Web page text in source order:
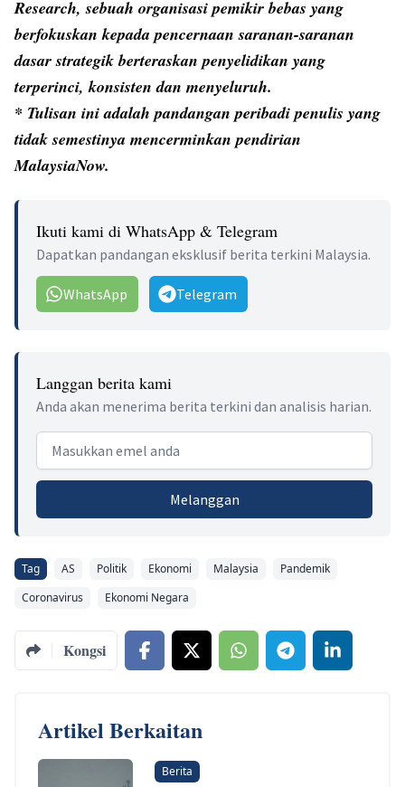
Research, sebuah organisasi pemikir bebas yang
berfokuskan kepada pencernaan saranan-saranan
dasar strategik berteraskan penyelidikan yang
terperinci, konsisten dan menyeluruh.
* Tulisan ini adalah pandangan peribadi penulis yang
tidak semestinya mencerminkan pendirian
MalaysiaNow.
Ikuti kami di WhatsApp & Telegram
Dapatkan pandangan eksklusif berita terkini Malaysia.
WhatsApp Telegram
Langgan berita kami
Anda akan menerima berita terkini dan analisis harian.
Email address
Melanggan
Tag AS Politik Ekonomi Malaysia
Pandemik
Coronavirus
Ekonomi Negara
Kongsi
Artikel Berkaitan
Berita